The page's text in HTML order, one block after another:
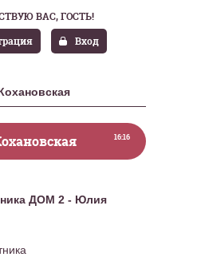
ВАС, ГОСТЬ!
Вход
16:16
ДОМ 2 - Юлия